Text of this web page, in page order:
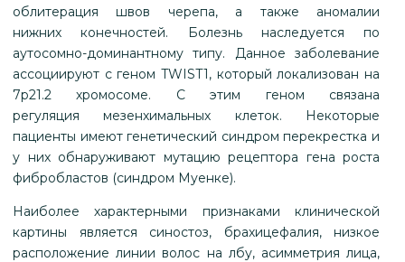
облитерация швов черепа, а также аномалии
нижних конечностей. Болезнь наследуется по
аутосомно-доминантному типу. Данное заболевание
ассоциируют с геном TWIST1, который локализован на
7р21.2 хромосоме. С этим геном связана
регуляция мезенхимальных клеток. Некоторые
пациенты имеют генетический синдром перекрестка и
у них обнаруживают мутацию рецептора гена роста
фибробластов (синдром Муенке).
Наиболее характерными признаками клинической
картины является синостоз, брахицефалия, низкое
расположение линии волос на лбу, асимметрия лица,